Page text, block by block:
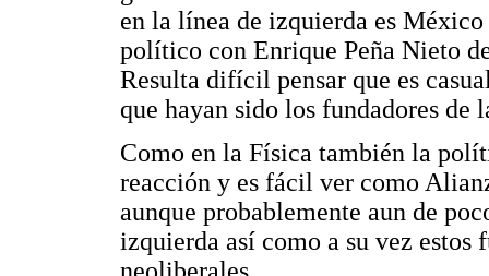
en la línea de izquierda es
político con Enrique Peña Nieto
Resulta difícil pensar que es
que hayan sido los fundadores de
Como en la Física también la
reacción y es fácil ver como
aunque probablemente aun de
izquierda así como a su vez estos
neoliberales.